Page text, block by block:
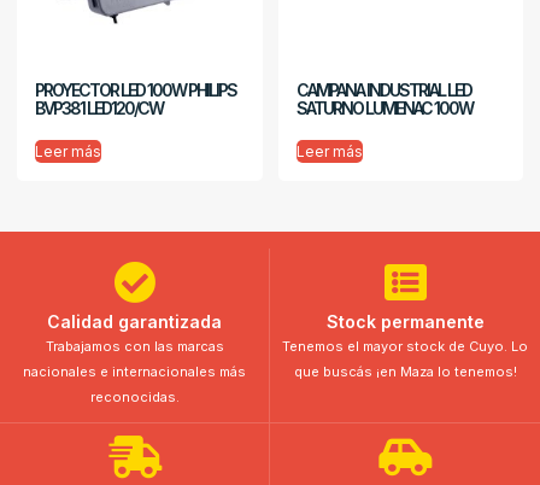
PROYECTOR LED 100W PHILIPS
BVP381 LED120/CW
Leer más
CAMPANA INDUSTRIAL LED
SATURNO LUMENAC 100W
Leer más
Calidad garantizada
Trabajamos con las marcas
nacionales e internacionales más
reconocidas.
Stock permanente
Tenemos el mayor stock de Cuyo. Lo
que buscás ¡en Maza lo tenemos!